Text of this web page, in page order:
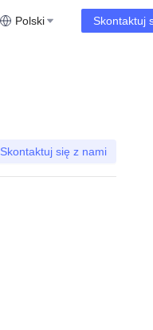
Polski Skontaktuj
Skontaktuj się z nami